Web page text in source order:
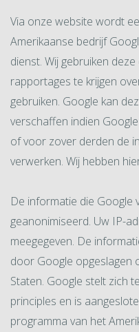
Via onze website wordt
Amerikaanse bedrijf
dienst. Wij gebruiken
rapportages te krijgen
gebruiken. Google kan
verschaffen indien
of voor zover derden de
verwerken. Wij hebben
De informatie die Google
geanonimiseerd. Uw IP-
meegegeven. De
door Google opgeslagen
Staten. Google stelt zich
principles en is
programma van het